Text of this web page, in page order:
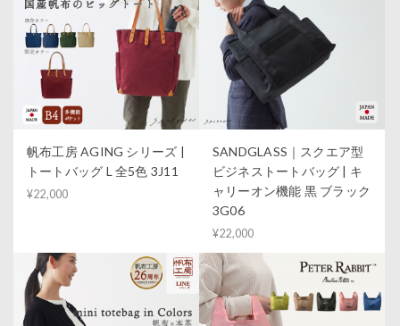
帆布工房 AGING シリーズ |
トートバッグ L 全5色 3J11
¥22,000
SANDGLASS｜スクエア型
ビジネストートバッグ | キ
ャリーオン機能 黒 ブラック
3G06
¥22,000